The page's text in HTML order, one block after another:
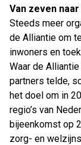
Van zeven
Steeds meer
de Alliantie om
inwoners en
Waar de
partners telde,
het doel om in
regio’s van
bijeenkomst op
zorg- en